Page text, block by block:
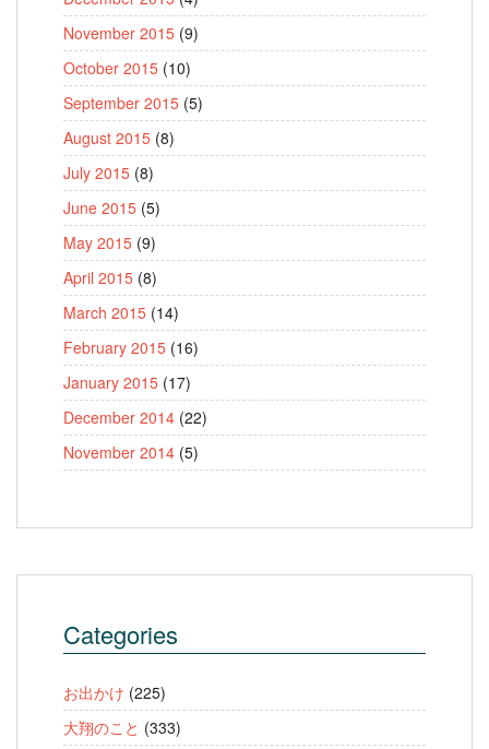
November 2015 (9)
October 2015 (10)
September 2015 (5)
August 2015 (8)
July 2015 (8)
June 2015 (5)
May 2015 (9)
April 2015 (8)
March 2015 (14)
February 2015 (16)
January 2015 (17)
December 2014 (22)
November 2014 (5)
Categories
お出かけ (225)
大翔のこと (333)